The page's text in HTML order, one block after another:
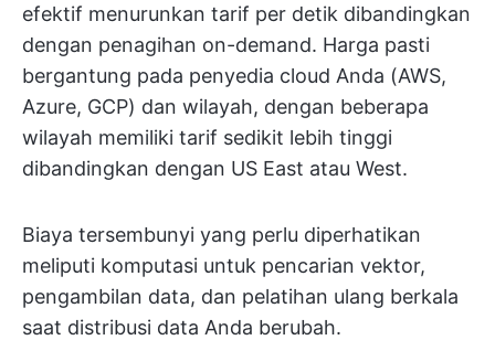
efektif menurunkan tarif per detik dibandingkan
dengan penagihan on-demand. Harga pasti
bergantung pada penyedia cloud Anda (AWS,
Azure, GCP) dan wilayah, dengan beberapa
wilayah memiliki tarif sedikit lebih tinggi
dibandingkan dengan US East atau West.
Biaya tersembunyi yang perlu diperhatikan
meliputi komputasi untuk pencarian vektor,
pengambilan data, dan pelatihan ulang berkala
saat distribusi data Anda berubah.